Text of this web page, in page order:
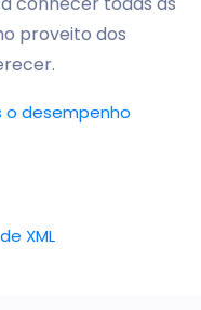
proveito dos
o desempenho
XML